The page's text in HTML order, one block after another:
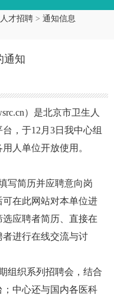
人才招聘> 通知信息
通知
）是北京市卫生人
，于12月3日我中心组
人单位开放使用。
写简历并应聘意向岗
在此网站对本单位进
应聘者简历、直接在
进行在线交流与讨
组织系列招聘会，结合
中心还与国内各医科